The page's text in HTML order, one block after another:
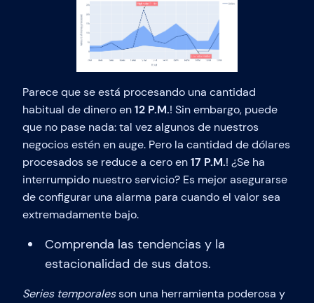
Parece que se está procesando una cantidad
habitual de dinero en12 P.M.! Sin embargo, puede
que no pase nada: tal vez algunos de nuestros
negocios estén en auge. Pero la cantidad de dólares
procesados se reduce a cero en17 P.M.! ¿Se ha
interrumpido nuestro servicio? Es mejor asegurarse
de configurar una alarma para cuando el valor sea
extremadamente bajo.
Comprenda las tendencias y la
estacionalidad de sus datos.
Series temporalesson una herramienta poderosa y